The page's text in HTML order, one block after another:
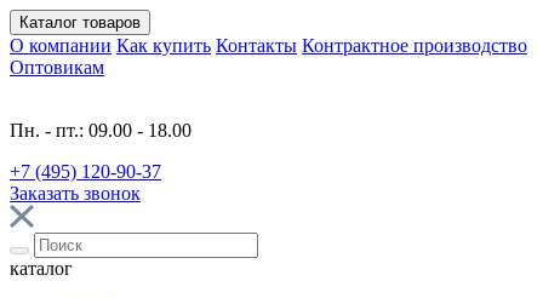
Каталог товаров
О компании Как купить Контакты Контрактное производство
Оптовикам
Пн. - пт.: 09.00 - 18.00
+7 (495) 120-90-37
Заказать звонок
каталог